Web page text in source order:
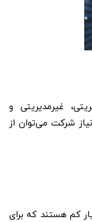
غیرمدیریتی و
شرکت می‌توان از
کم هستند که برای